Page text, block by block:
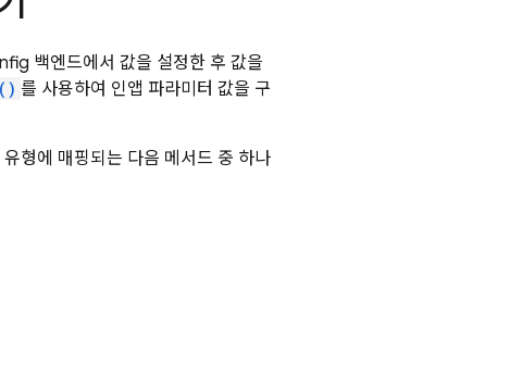
백엔드에서 값을 설정한 후 값을
를 사용하여 인앱 파라미터 값을 구
형에 매핑되는 다음 메서드 중 하나